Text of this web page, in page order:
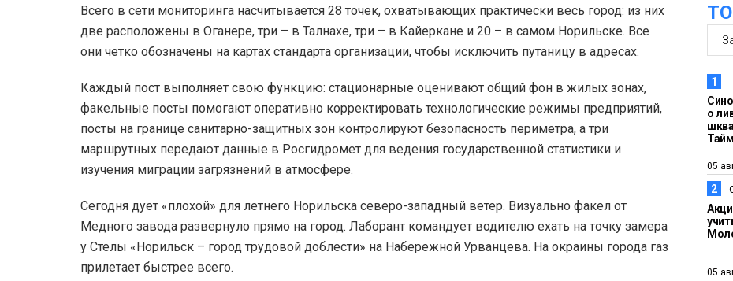
Всего в сети мониторинга насчитывается 28 точек, охватывающих практически весь город: из них
две расположены в Оганере, три – в Талнахе, три – в Кайеркане и 20 – в самом Норильске. Все
они четко обозначены на картах стандарта организации, чтобы исключить путаницу в адресах.
Каждый пост выполняет свою функцию: стационарные оценивают общий фон в жилых зонах,
факельные посты помогают оперативно корректировать технологические режимы предприятий,
посты на границе санитарно-защитных зон контролируют безопасность периметра, а три
маршрутных передают данные в Росгидромет для ведения государственной статистики и
изучения миграции загрязнений в атмосфере.
Сегодня дует «плохой» для летнего Норильска северо-западный ветер. Визуально факел от
Медного завода развернуло прямо на город. Лаборант командует водителю ехать на точку замера
у Стелы «Норильск – город трудовой доблести» на Набережной Урванцева. На окраины города газ
прилетает быстрее всего.
05
05
1
о
05
2
05